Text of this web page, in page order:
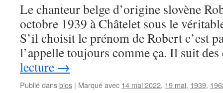
Le chanteur belge d’origine slovène
octobre 1939 à Châtelet sous le
S’il choisit le prénom de Robert c’est
l’appelle toujours comme ça. Il suit
lecture →
Publié dansbios | Marqué avec 14 mai 2022, 19 mai, 1939,